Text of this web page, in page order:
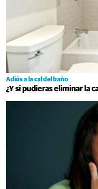
Adiós a la cal del baño
¿Y si pudieras eliminar la